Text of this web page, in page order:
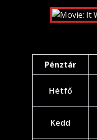
Pénztár
Hétfő
Kedd